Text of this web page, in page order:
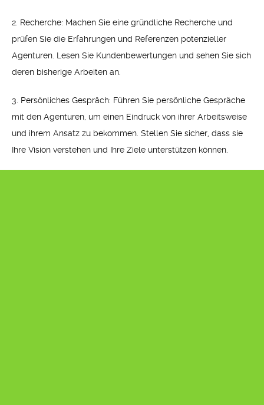
2. Recherche: Machen Sie eine gründliche Recherche und
prüfen Sie die Erfahrungen und Referenzen potenzieller
Agenturen. Lesen Sie Kundenbewertungen und sehen Sie sich
deren bisherige Arbeiten an.
3. Persönliches Gespräch: Führen Sie persönliche Gespräche
mit den Agenturen, um einen Eindruck von ihrer Arbeitsweise
und ihrem Ansatz zu bekommen. Stellen Sie sicher, dass sie
Ihre Vision verstehen und Ihre Ziele unterstützen können.